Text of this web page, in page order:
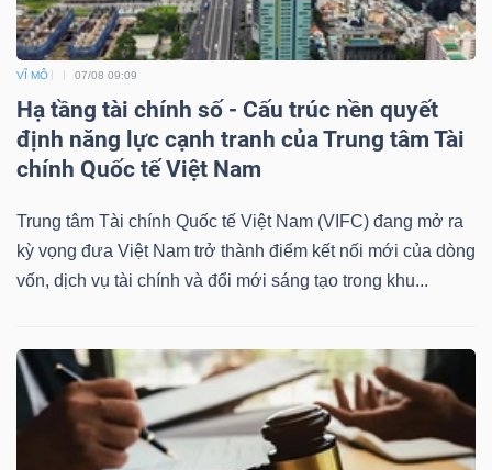
VĨ MÔ 07/08 09:09
Hạ tầng tài chính số - Cấu trúc nền quyết
định năng lực cạnh tranh của Trung tâm Tài
chính Quốc tế Việt Nam
Trung tâm Tài chính Quốc tế Việt Nam (VIFC) đang mở ra
kỳ vọng đưa Việt Nam trở thành điểm kết nối mới của dòng
vốn, dịch vụ tài chính và đổi mới sáng tạo trong khu...